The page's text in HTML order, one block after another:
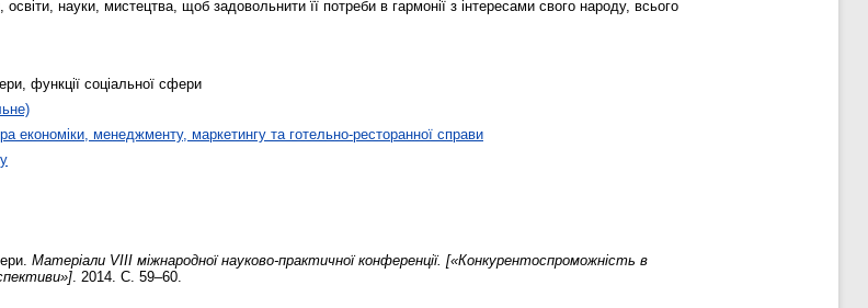
науки, мистецтва, щоб задовольнити її потреби в гармонії з інтересами свого народу, всього
функції соціальної сфери
економіки, менеджменту, маркетингу та готельно-ресторанної справи
Матеріали VІІІ міжнародної науково-практичної конференції. [«Конкурентоcпроможніcть в
. 2014. С. 59–60.